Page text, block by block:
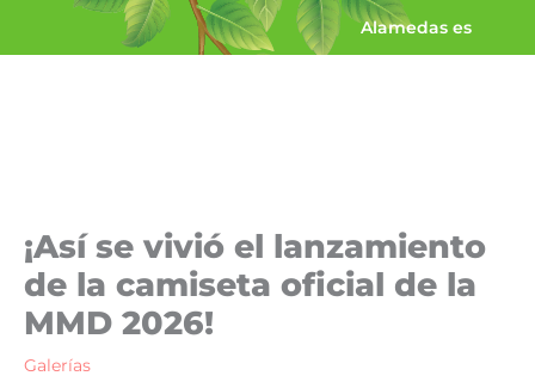
Alamedas es
¡Así se vivió el lanzamiento
de la camiseta oficial de la
MMD 2026!
Galerías